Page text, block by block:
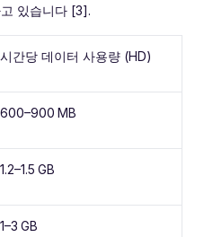
있습니다 [3].
시간당 데이터 사용량 (HD)
600–900 MB
1.2–1.5 GB
1–3 GB